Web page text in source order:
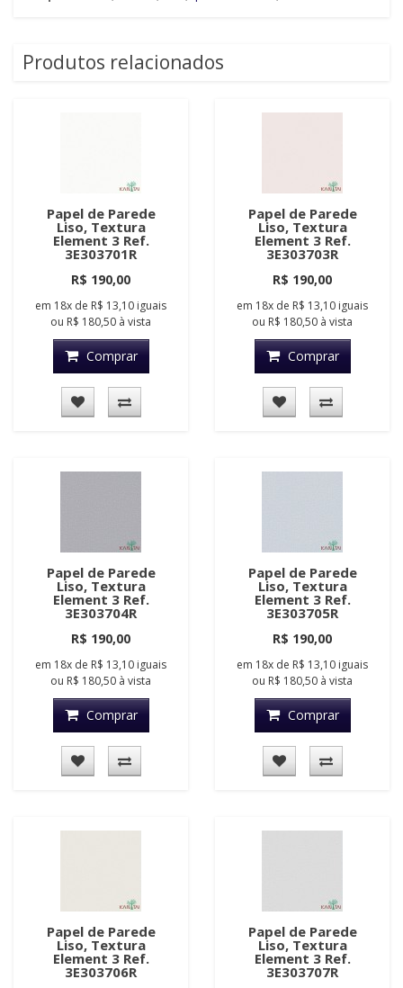
Produtos relacionados
Papel de Parede
Liso, Textura
Element 3 Ref.
3E303701R
R$ 190,00
em 18x de R$ 13,10 iguais
ou R$ 180,50 à vista
Comprar
Papel de Parede
Liso, Textura
Element 3 Ref.
3E303703R
R$ 190,00
em 18x de R$ 13,10 iguais
ou R$ 180,50 à vista
Comprar
Papel de Parede
Liso, Textura
Element 3 Ref.
3E303704R
R$ 190,00
em 18x de R$ 13,10 iguais
ou R$ 180,50 à vista
Comprar
Papel de Parede
Liso, Textura
Element 3 Ref.
3E303705R
R$ 190,00
em 18x de R$ 13,10 iguais
ou R$ 180,50 à vista
Comprar
Papel de Parede
Liso, Textura
Element 3 Ref.
3E303706R
Papel de Parede
Liso, Textura
Element 3 Ref.
3E303707R